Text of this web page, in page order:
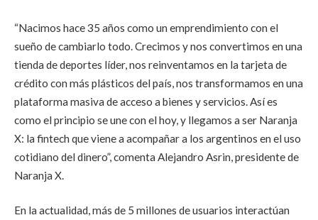
“Nacimos hace 35 años como un emprendimiento con el
sueño de cambiarlo todo. Crecimos y nos convertimos en una
tienda de deportes líder, nos reinventamos en la tarjeta de
crédito con más plásticos del país, nos transformamos en una
plataforma masiva de acceso a bienes y servicios. Así es
como el principio se une con el hoy, y llegamos a ser Naranja
X: la fintech que viene a acompañar a los argentinos en el uso
cotidiano del dinero”, comenta Alejandro Asrin, presidente de
Naranja X.
En la actualidad, más de 5 millones de usuarios interactúan